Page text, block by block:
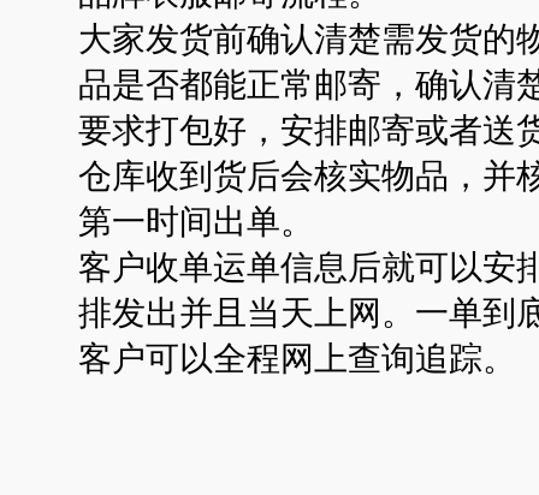
大家发货前确认清楚需发货的
品是否都能正常邮寄，确认清
要求打包好，安排邮寄或者送
仓库收到货后会核实物品，并
第一时间出单。
客户收单运单信息后就可以安
排发出并且当天上网。一单到
客户可以全程网上查询追踪。